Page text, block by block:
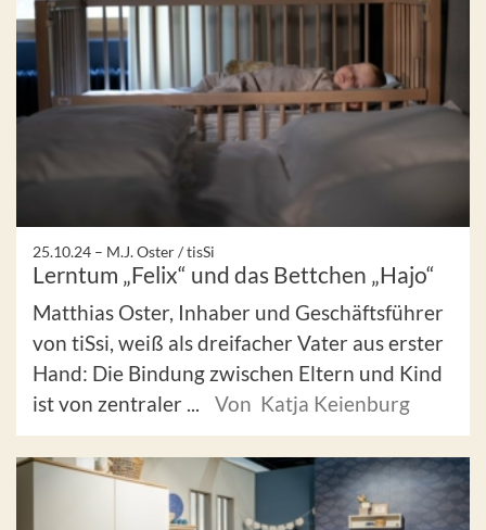
25.10.24 – M.J. Oster / tisSi
Lerntum „Felix“ und das Bettchen „Hajo“
Matthias Oster, Inhaber und Geschäftsführer
von tiSsi, weiß als dreifacher Vater aus erster
Hand: Die Bindung zwischen Eltern und Kind
ist von zentraler ...
Von Katja Keienburg